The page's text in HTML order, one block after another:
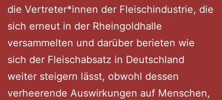
die Vertreter*innen der Fleischindustrie, die
sich erneut in der Rheingoldhalle
versammelten und darüber berieten wie
sich der Fleischabsatz in Deutschland
weiter steigern lässt, obwohl dessen
verheerende Auswirkungen auf Menschen,